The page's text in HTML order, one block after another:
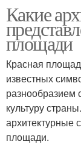
Какие
площади
Красная
известных
разнообразием
культуру
архитектурные
площади.